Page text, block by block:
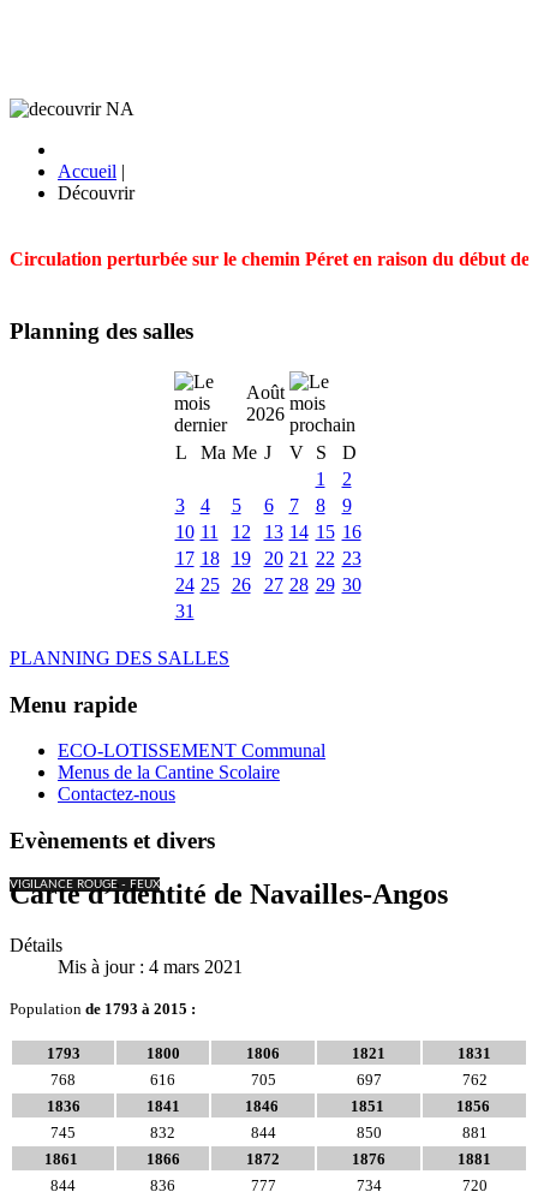
Accueil |
Découvrir
Circulation perturbée sur le chemin Péret en raison du début
Planning des salles
Août
2026
L
Ma Me J V S
D
1
2
3
4 5 6 7 8
9
10 11 12 13 14 15 16
17 18 19 20 21 22 23
24 25 26 27 28 29 30
31
PLANNING DES SALLES
Menu rapide
ECO-LOTISSEMENT Communal
Menus de la Cantine Scolaire
Contactez-nous
Evènements et divers
VIGILANCE ROUGE - FEUX
Carte d’identité de Navailles-Angos
Détails
Mis à jour : 4 mars 2021
Population de 1793 à 2015 :
1793 1800 1806 1821
1831
768
616 705 697
762
1836
1841 1846 1851
1856
745
832 844 850
881
1861
1866 1872 1876
1881
844
836 777 734
720